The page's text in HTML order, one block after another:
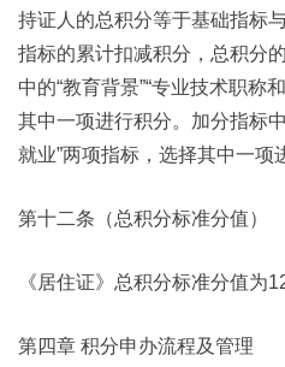
持证人的总积分等于基础指标
指标的累计扣减积分，总积分
中的“教育背景”“专业技术职称
其中一项进行积分。加分指标
就业”两项指标，选择其中一项
第十二条（总积分标准分值）
《居住证》总积分标准分值为
第四章 积分申办流程及管理